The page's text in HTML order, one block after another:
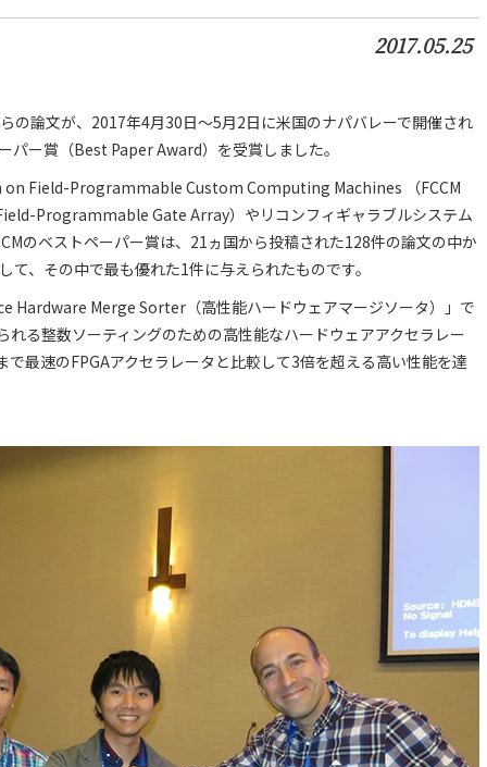
2017.05.25
の論文が、2017年4月30日～5月2日に米国のナパバレーで開催され
パー賞（Best Paper Award）を受賞しました。
Field-Programmable Custom Computing Machines （FCCM
Programmable Gate Array）やリコンフィギャラブルシステム
のベストペーパー賞は、21ヵ国から投稿された128件の論文の中か
、その中で最も優れた1件に与えられたものです。
Hardware Merge Sorter（高性能ハードウェアマージソータ）」で
る整数ソーティングのための高性能なハードウェアアクセラレー
最速のFPGAアクセラレータと比較して3倍を超える高い性能を達